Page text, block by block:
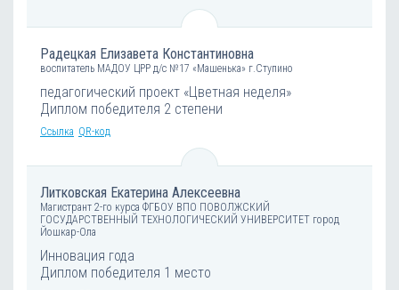
Радецкая Елизавета Константиновна
воспитатель МАДОУ ЦРР д/с №17 «Машенька» г.Ступино
педагогический проект «Цветная неделя»
Диплом победителя 2 степени
Ссылка QR-код
Литковская Екатерина Алексеевна
Магистрант 2-го курса ФГБОУ ВПО ПОВОЛЖСКИЙ
ГОСУДАРСТВЕННЫЙ ТЕХНОЛОГИЧЕСКИЙ УНИВЕРСИТЕТ город
Йошкар-Ола
Инновация года
Диплом победителя 1 место